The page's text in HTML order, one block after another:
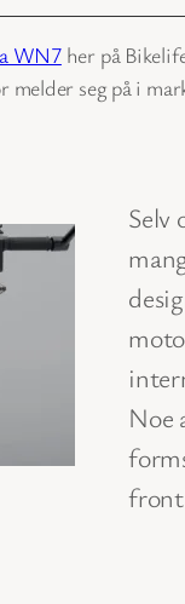
WN7her på
melder seg på i
Selv
Noe